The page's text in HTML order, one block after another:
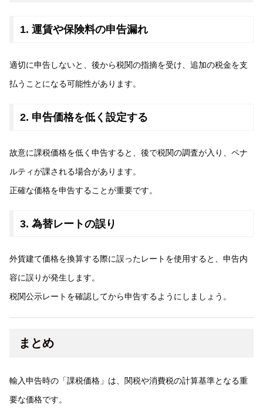
1. 運賃や保険料の申告漏れ
適切に申告しないと、後から税関の指摘を受け、追加の税金を支
払うことになる可能性があります。
2. 申告価格を低く設定する
故意に課税価格を低く申告すると、後で税関の調査が入り、ペナ
ルティが課される場合があります。
正確な価格を申告することが重要です。
3. 為替レートの誤り
外貨建て価格を換算する際に誤ったレートを使用すると、申告内
容に誤りが発生します。
税関公示レートを確認してから申告するようにしましょう。
まとめ
輸入申告時の「課税価格」は、関税や消費税の計算基準となる重
要な価格です。